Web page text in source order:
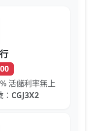
活儲利率無上
CGJ3X2